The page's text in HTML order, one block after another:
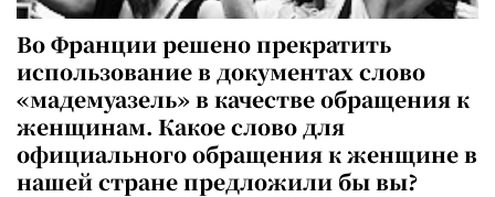
Во Франциирешено прекратить
использование в документах слово
«мадемуазель» в качестве обращения к
женщинам. Какое слово для
официального обращения к женщине в
нашей стране предложили бы вы?